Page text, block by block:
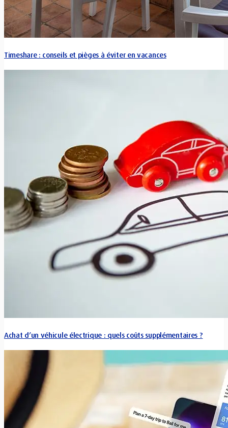
Timeshare : conseils et pièges à éviter en vacances
Achat d’un véhicule électrique : quels coûts supplémentaires ?